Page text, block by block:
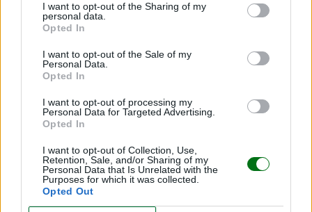
I want to opt-out of the Sharing of my
personal data.
Opted In
I want to opt-out of the Sale of my
Personal Data.
Opted In
I want to opt-out of processing my
Personal Data for Targeted Advertising.
Opted In
I want to opt-out of Collection, Use,
Retention, Sale, and/or Sharing of my
Personal Data that Is Unrelated with the
Purposes for which it was collected.
Opted Out
significa, para los adultos sanos, beber hasta una
copa por día para las mujeres de todas las edades
y para los hombres mayores de 65 años, y hasta
dos copas por día para los hombres de 65 años y
menores.
(Te interesa:Eyaculación precoz: técnicas para
controlarla
MARIA MASDEU
Periodista, especializada en
temas de embarazo,